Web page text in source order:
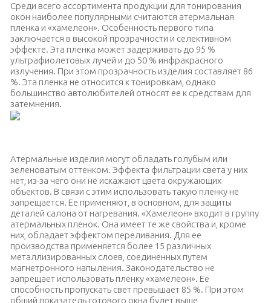
Среди всего ассортимента продукции для тонирования
окон наиболее популярными считаются атермальная
пленка и «хамелеон». Особенность первого типа
заключается в высокой прозрачности и селективном
эффекте. Эта пленка может задерживать до 95 %
ультрафиолетовых лучей и до 50 % инфракрасного
излучения. При этом прозрачность изделия составляет 86
%. Эта пленка не относится к тонировкам, однако
большинство автолюбителей относят ее к средствам для
затемнения.
Атермальные изделия могут обладать голубым или
зеленоватым оттенком. Эффекта фильтрации света у них
нет, из-за чего они не искажают цвета окружающих
объектов. В связи с этим использовать такую пленку не
запрещается. Ее применяют, в основном, для защиты
деталей салона от нагревания. «Хамелеон» входит в группу
атермальных пленок. Она имеет те же свойства и, кроме
них, обладает эффектом переливания. Для ее
производства применяется более 15 различных
металлизированных слоев, соединенных путем
магнетронного напыления. Законодательство не
запрещает использовать пленку «хамелеон». Ее
способность пропускать свет превышает 85 %. При этом
общий показатель готового окна будет выше